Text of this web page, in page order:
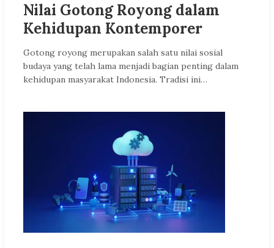
Nilai Gotong Royong dalam
Kehidupan Kontemporer
Gotong royong merupakan salah satu nilai sosial
budaya yang telah lama menjadi bagian penting dalam
kehidupan masyarakat Indonesia. Tradisi ini…